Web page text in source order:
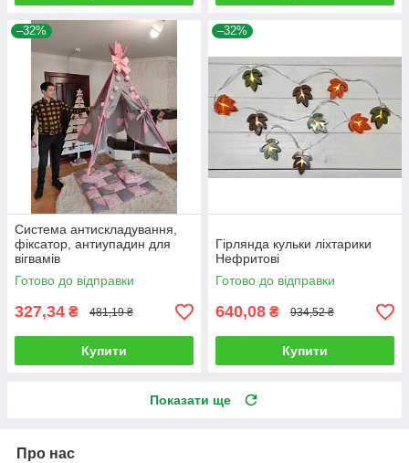
–32%
Система антискладування,
фіксатор, антиупадин для
вігвамів
Готово до відправки
327,34 ₴ 481,19 ₴
Купити
–32%
Гірлянда кульки ліхтарики
Нефритові
Готово до відправки
640,08 ₴ 934,52 ₴
Купити
Показати ще
Про нас